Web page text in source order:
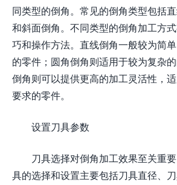
同类型的倒角。常见的倒角类型包括
和斜面倒角。不同类型的倒角加工方
巧和操作方法。直线倒角一般较为简
的零件；圆角倒角则适用于较为复杂
倒角则可以提供更高的加工灵活性，
要求的零件。
设置刀具参数
刀具选择对倒角加工效果至关重
具的选择和设置主要包括刀具直径、